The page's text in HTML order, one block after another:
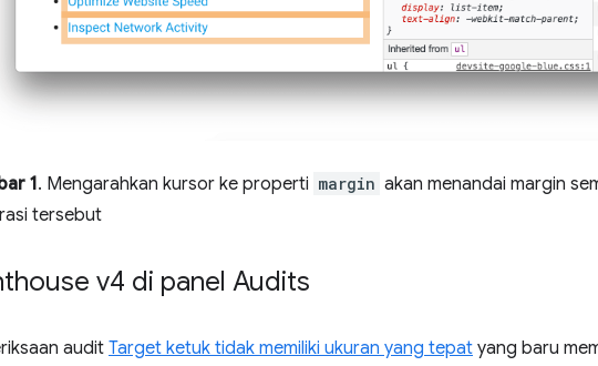
1. Mengarahkan kursor ke properti margin akan menandai margin
tersebut
v4 di panel Audits
audit Target ketuk tidak memiliki ukuran yang tepat yang baru